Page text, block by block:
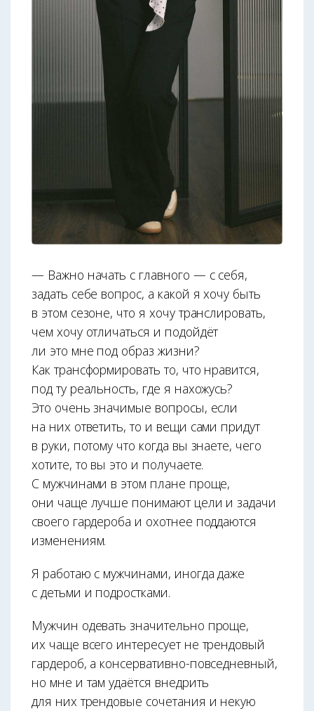
— Важно начать с главного — с себя,
задать себе вопрос, а какой я хочу быть
в этом сезоне, что я хочу транслировать,
чем хочу отличаться и подойдёт
ли это мне под образ жизни?
Как трансформировать то, что нравится,
под ту реальность, где я нахожусь?
Это очень значимые вопросы, если
на них ответить, то и вещи сами придут
в руки, потому что когда вы знаете, чего
хотите, то вы это и получаете.
С мужчинами в этом плане проще,
они чаще лучше понимают цели и задачи
своего гардероба и охотнее поддаются
изменениям.
Я работаю с мужчинами, иногда даже
с детьми и подростками.
Мужчин одевать значительно проще,
их чаще всего интересует не трендовый
гардероб, а консервативно-повседневный,
но мне и там удаётся внедрить
для них трендовые сочетания и некую